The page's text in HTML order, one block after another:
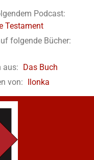
Podcast:
Testament
folgende Bücher:
aus:
Das Buch
von:
Ilonka